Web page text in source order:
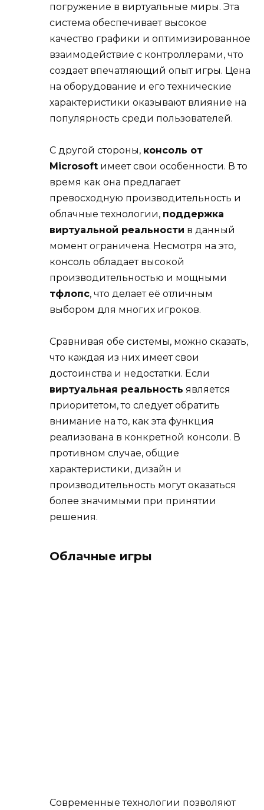
погружение в виртуальные миры. Эта
система обеспечивает высокое
качество графики и оптимизированное
взаимодействие с контроллерами, что
создает впечатляющий опыт игры. Цена
на оборудование и его технические
характеристики оказывают влияние на
популярность среди пользователей.
С другой стороны, консоль от
Microsoft имеет свои особенности. В то
время как она предлагает
превосходную производительность и
облачные технологии, поддержка
виртуальной реальности в данный
момент ограничена. Несмотря на это,
консоль обладает высокой
производительностью и мощными
тфлопс, что делает её отличным
выбором для многих игроков.
Сравнивая обе системы, можно сказать,
что каждая из них имеет свои
достоинства и недостатки. Если
виртуальная реальность является
приоритетом, то следует обратить
внимание на то, как эта функция
реализована в конкретной консоли. В
противном случае, общие
характеристики, дизайн и
производительность могут оказаться
более значимыми при принятии
решения.
Облачные игры
Современные технологии позволяют